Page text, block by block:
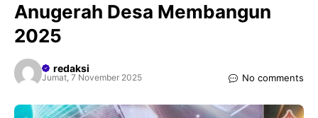
Anugerah Desa Membangun
2025
redaksi
Jumat, 7 November 2025 No comments